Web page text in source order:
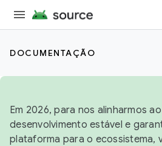
DOCUMENTAÇÃO
Em 2026, para nos alinharmos
desenvolvimento estável e
plataforma para o ecossistema,